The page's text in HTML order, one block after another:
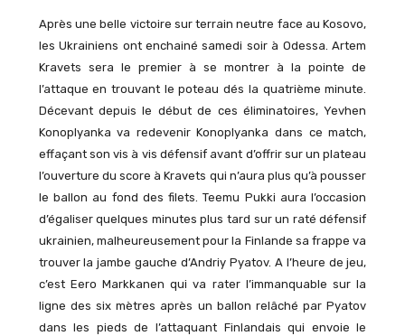
Après une belle victoire sur terrain neutre face au Kosovo,
les Ukrainiens ont enchainé samedi soir à Odessa. Artem
Kravets sera le premier à se montrer à la pointe de
l’attaque en trouvant le poteau dés la quatrième minute.
Décevant depuis le début de ces éliminatoires, Yevhen
Konoplyanka va redevenir Konoplyanka dans ce match,
effaçant son vis à vis défensif avant d’offrir sur un plateau
l’ouverture du score à Kravets qui n’aura plus qu’à pousser
le ballon au fond des filets. Teemu Pukki aura l’occasion
d’égaliser quelques minutes plus tard sur un raté défensif
ukrainien, malheureusement pour la Finlande sa frappe va
trouver la jambe gauche d’Andriy Pyatov. A l’heure de jeu,
c’est Eero Markkanen qui va rater l’immanquable sur la
ligne des six mètres après un ballon relâché par Pyatov
dans les pieds de l’attaquant Finlandais qui envoie le